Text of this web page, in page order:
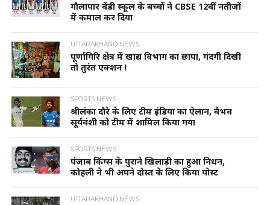
गौलापार वेंडी स्कूल के बच्चों ने CBSE 12वीं नतीजों
में कमाल कर दिया
UTTARAKHAND NEWS
पूर्णागिरि क्षेत्र में खाद्य विभाग का छापा, गंदगी दिखी
तो तुरंत एक्शन !
SPORTS NEWS
श्रीलंका दौरे के लिए टीम इंडिया का ऐलान, वैभव
सूर्यवंशी को टीम में शामिल किया गया
SPORTS NEWS
पंजाब किंग्स के पुराने खिलाड़ी का हुआ निधन,
कोहली ने भी अपने दोस्त के लिए किया पोस्ट
UTTARAKHAND NEWS